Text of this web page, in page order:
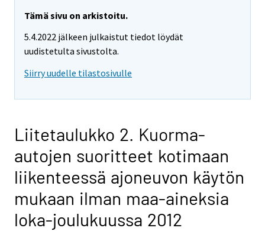
Tämä sivu on arkistoitu.
5.4.2022 jälkeen julkaistut tiedot löydät
uudistetulta sivustolta.
Siirry uudelle tilastosivulle
Liitetaulukko 2. Kuorma-
autojen suoritteet kotimaan
liikenteessä ajoneuvon käytön
mukaan ilman maa-aineksia
loka-joulukuussa 2012